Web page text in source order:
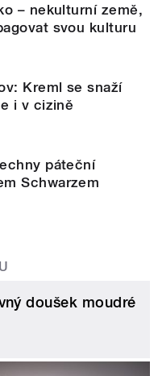
– nekulturní země,
svou kulturu
Kreml se snaží
i v cizině
páteční
Schwarzem
doušek moudré